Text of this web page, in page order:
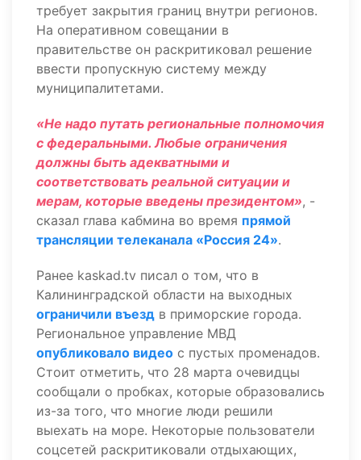
требует закрытия границ внутри регионов.
На оперативном совещании в
правительстве он раскритиковал решение
ввести пропускную систему между
муниципалитетами.
«Не надо путать региональные полномочия
с федеральными. Любые ограничения
должны быть адекватными и
соответствовать реальной ситуации и
мерам, которые введены президентом», -
сказал глава кабмина во время прямой
трансляции телеканала «Россия 24».
Ранее kaskad.tv писал о том, что в
Калининградской области на выходных
ограничили въезд в приморские города.
Региональное управление МВД
опубликовало видео с пустых променадов.
Стоит отметить, что 28 марта очевидцы
сообщали о пробках, которые образовались
из-за того, что многие люди решили
выехать на море. Некоторые пользователи
соцсетей раскритиковали отдыхающих,